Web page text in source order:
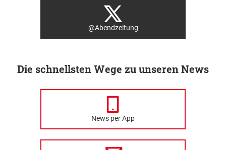
@Abendzeitung
Die schnellsten Wege zu unseren News
News per App